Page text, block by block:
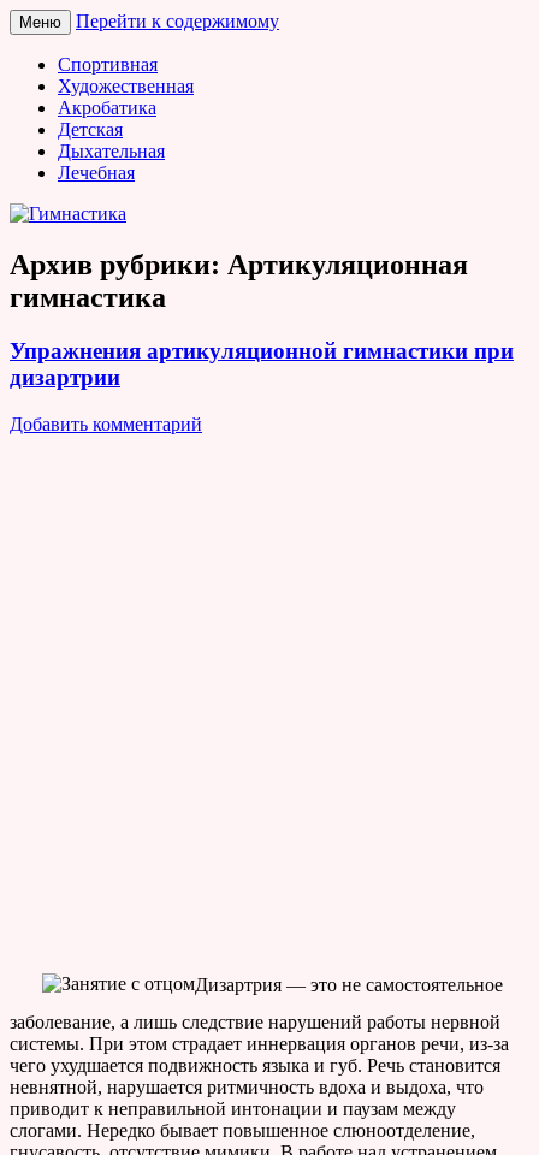
Гимнастика
Меню Перейти к содержимому
Спортивная
Художественная
Акробатика
Детская
Дыхательная
Лечебная
Архив рубрики: Артикуляционная
гимнастика
Упражнения артикуляционной гимнастики при
дизартрии
Добавить комментарий
Дизартрия — это не самостоятельное
заболевание, а лишь следствие нарушений работы нервной
системы. При этом страдает иннервация органов речи, из-за
чего ухудшается подвижность языка и губ. Речь становится
невнятной, нарушается ритмичность вдоха и выдоха, что
приводит к неправильной интонации и паузам между
слогами. Нередко бывает повышенное слюноотделение,